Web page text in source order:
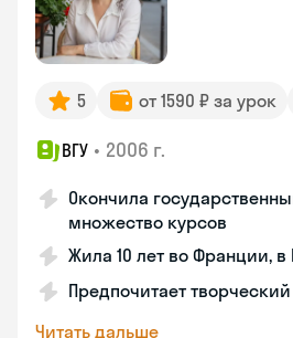
5 от 1590 ₽ за урок
ВГУ • 2006 г.
Окончила
множество курсов
Жила 10 лет во Франции,
Предпочитает
Читать дальше